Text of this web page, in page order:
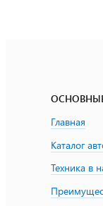
Главная
Каталог
Техника в